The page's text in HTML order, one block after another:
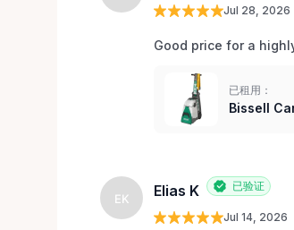
Jul 28, 2026
Good price for a
已租用：
Bissell
EK Elias K 已验证
Jul 14, 2026